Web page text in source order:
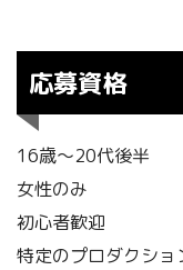
応募資格
16歳～20代後半
女性のみ
初心者歓迎
特定のプロダクシ